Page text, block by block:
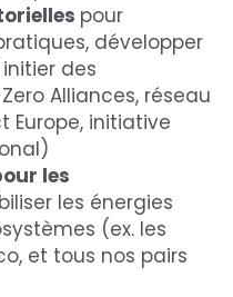
pour
développer
des
Alliances, réseau
Europe, initiative
les
les énergies
(ex. les
et tous nos pairs